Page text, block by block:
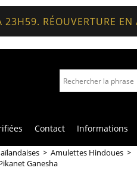
RÉOUVERTURE
Contact Informations
> Amulettes Hindoues >
Ganesha